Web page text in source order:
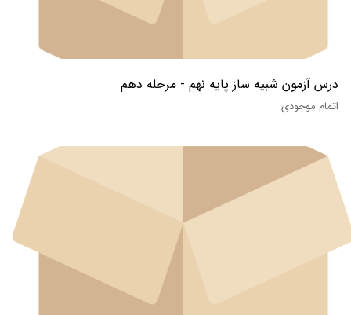
درس آزمون شبیه ساز پایه نهم - مرحله دهم
اتمام موجودی